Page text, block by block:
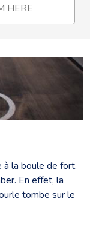
à la boule de fort.
En effet, la
tombe sur le